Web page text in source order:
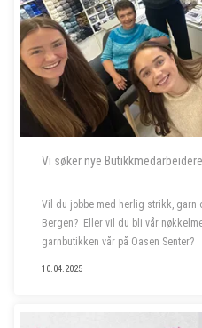
Vi søker nye
Vil du jobbe med herlig strikk, garn
Bergen? Eller vil du bli vår
garnbutikken vår på Oasen Senter?
Vi søker to nye
10.04.2025